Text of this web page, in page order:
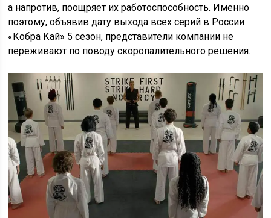
а напротив, поощряет их работоспособность. Именно
поэтому, объявив дату выхода всех серий в России
«Кобра Кай» 5 сезон, представители компании не
переживают по поводу скоропалительного решения.